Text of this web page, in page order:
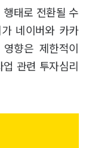
태로 전환될 수
네이버와 카카
향은 제한적이
관련 투자심리